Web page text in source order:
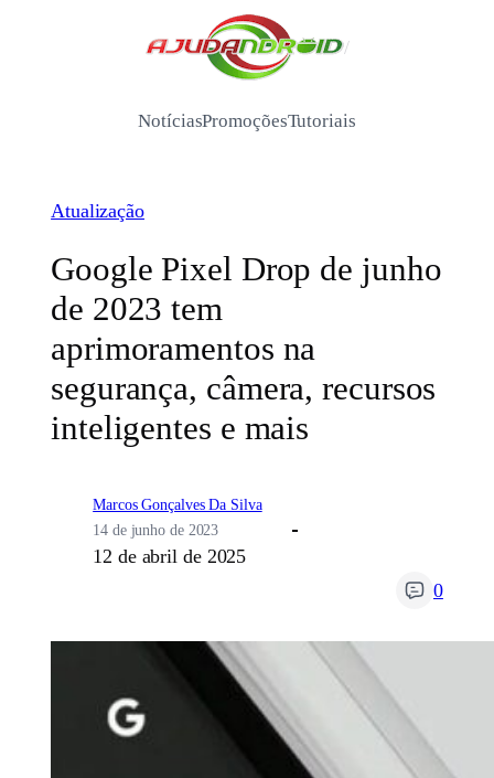
/
NotíciasPromoçõesTutoriais
Atualização
Google Pixel Drop de junho
de 2023 tem
aprimoramentos na
segurança, câmera, recursos
inteligentes e mais
Marcos Gonçalves Da Silva
14 de junho de 2023
12 de abril de 2025
0